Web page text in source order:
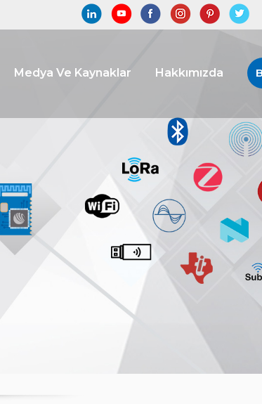
Medya Ve Kaynaklar Hakkımızda